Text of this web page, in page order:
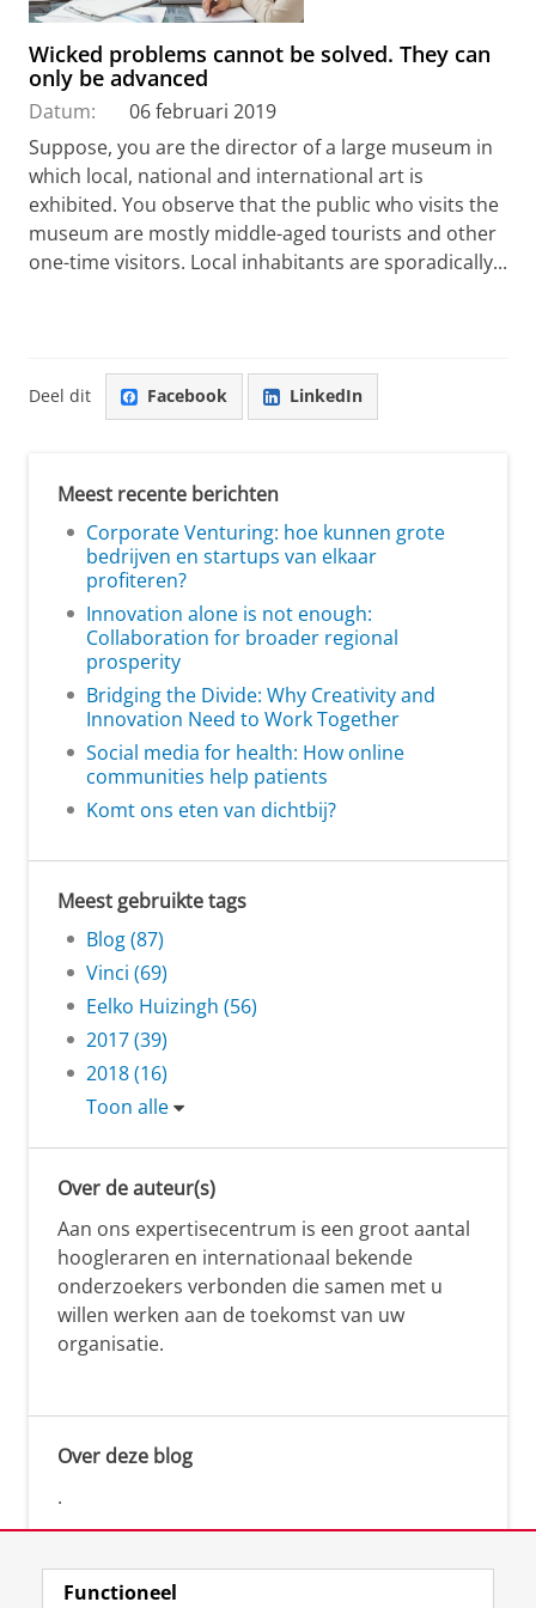
Wicked problems cannot be solved. They can
only be advanced
Datum:
06 februari 2019
Suppose, you are the director of a large museum in
which local, national and international art is
exhibited. You observe that the public who visits the
museum are mostly middle-aged tourists and other
one-time visitors. Local inhabitants are sporadically...
Deel dit Facebook LinkedIn
Meest recente berichten
Corporate Venturing: hoe kunnen grote
bedrijven en startups van elkaar
profiteren?
Innovation alone is not enough:
Collaboration for broader regional
prosperity
Bridging the Divide: Why Creativity and
Innovation Need to Work Together
Social media for health: How online
communities help patients
Komt ons eten van dichtbij?
Meest gebruikte tags
Blog (87)
Vinci (69)
Eelko Huizingh (56)
2017 (39)
2018 (16)
Toon alle
Over de auteur(s)
Aan ons expertisecentrum is een groot aantal
hoogleraren en internationaal bekende
onderzoekers verbonden die samen met u
willen werken aan de toekomst van uw
organisatie.
Over deze blog
.
Functioneel